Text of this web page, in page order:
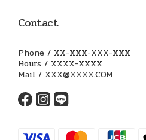
Contact
Phone / XX-XXX-XXX-XXX
Hours / XXXX-XXXX
Mail / XXX@XXXX.COM